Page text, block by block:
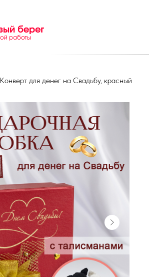
Конверт для денег на Свадьбу, красный